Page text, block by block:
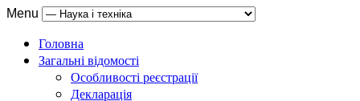
Menu
Головна
Загальні відомості
Особливості реєстрації
Декларація